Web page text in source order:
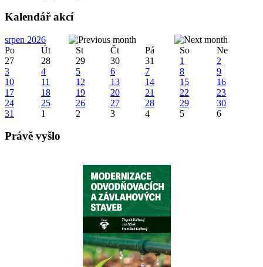
Kalendář akcí
srpen 2026
Po
Út St Čt Pá So
Ne
27
28 29 30 31 1
2
3
4 5 6 7 8
9
10
11 12 13 14 15
16
17
18 19 20 21 22
23
24
25 26 27 28 29
30
31
1 2 3 4 5 6
Právě vyšlo